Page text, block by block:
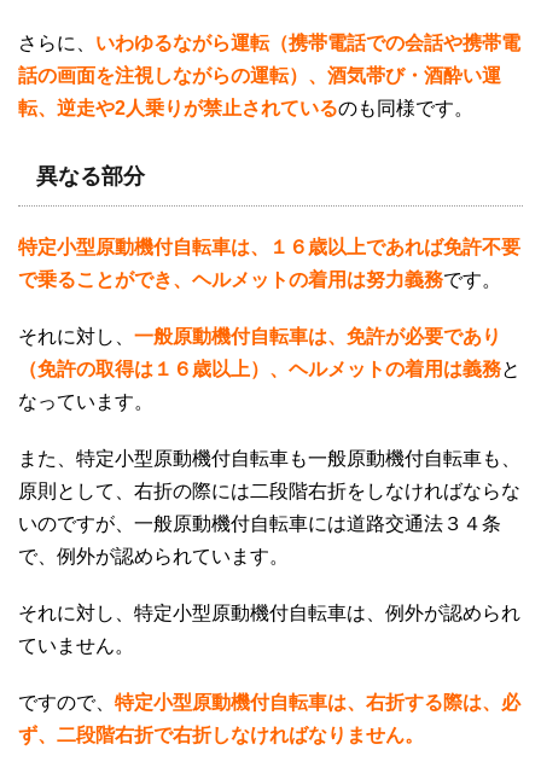
さらに、 いわゆるながら運転（携帯電話での会話や携帯電
話の画面を注視しながらの運転）、酒気帯び・酒酔い運
転、逆走や2人乗りが禁止されているのも同様です。
異なる部分
特定小型原動機付自転車は、１６歳以上であれば免許不要
で乗ることができ、ヘルメットの着用は努力義務です。
それに対し、 一般原動機付自転車は、免許が必要であり
（免許の取得は１６歳以上）、ヘルメットの着用は義務と
なっています。
また、特定小型原動機付自転車も一般原動機付自転車も、
原則として、右折の際には二段階右折をしなければならな
いのですが、一般原動機付自転車には道路交通法３４条
で、例外が認められています。
それに対し、特定小型原動機付自転車は、例外が認められ
ていません。
ですので、 特定小型原動機付自転車は、右折する際は、必
ず、二段階右折で右折しなければなりません。